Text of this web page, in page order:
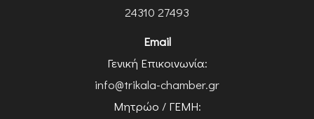
24310 27493
Email
Γενική Επικοινωνία:
info@trikala-chamber.gr
Μητρώο / ΓΕΜΗ: